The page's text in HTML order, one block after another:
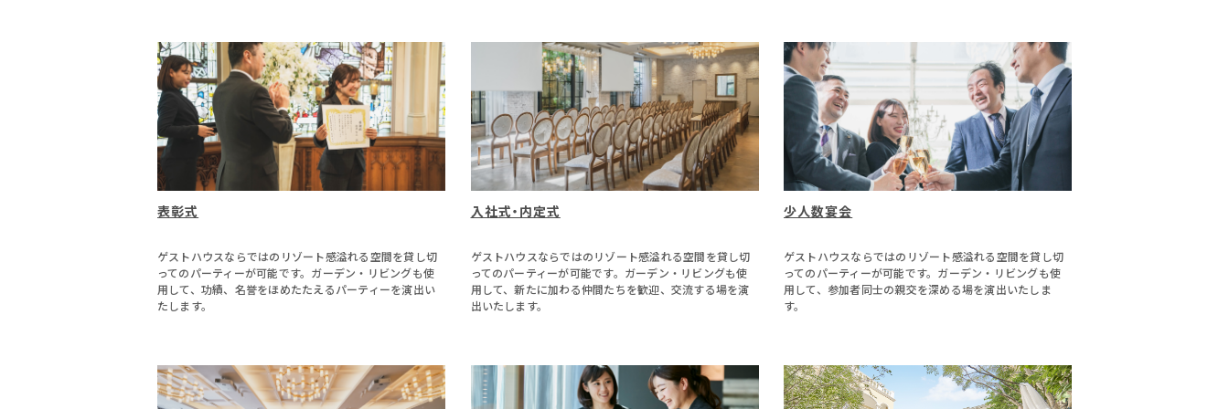
表彰式
ゲストハウスならではのリゾート感溢れる空間を貸し切
ってのパーティーが可能です。ガーデン・リビングも使
用して、功績、名誉をほめたたえるパーティーを演出い
たします。
入社式・内定式
ゲストハウスならではのリゾート感溢れる空間を貸し切
ってのパーティーが可能です。ガーデン・リビングも使
用して、新たに加わる仲間たちを歓迎、交流する場を演
出いたします。
少人数宴会
ゲストハウスならではのリゾート感溢れる空間を貸し切
ってのパーティーが可能です。ガーデン・リビングも使
用して、参加者同士の親交を深める場を演出いたしま
す。